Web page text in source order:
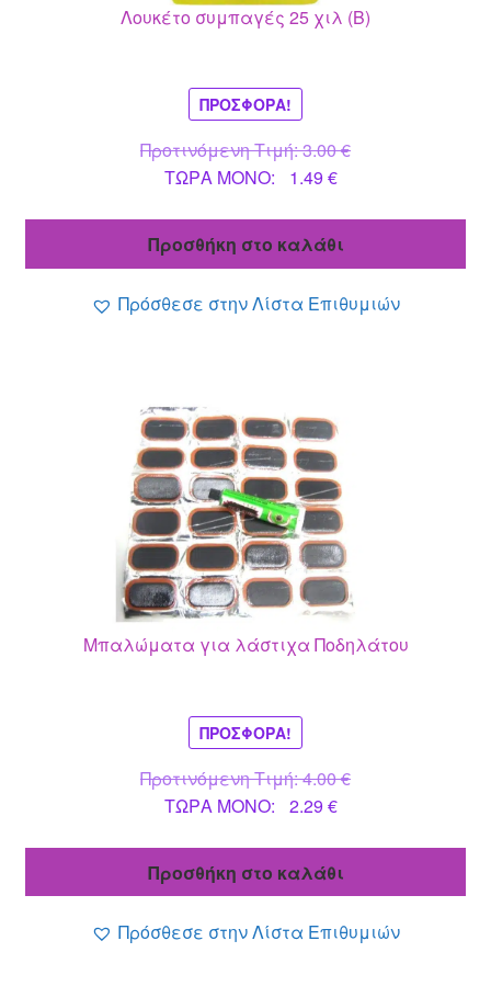
Λουκέτο συμπαγές 25 χιλ (B)
ΠΡΟΣΦΟΡΆ!
Προτινόμενη Τιμή:3.00€Original
ΤΩΡΑ MONO: 1.49€Η
είναι:
Προσθήκη στο καλάθι
Πρόσθεσε στην Λίστα Επιθυμιών
Μπαλώματα για λάστιχα Ποδηλάτου
ΠΡΟΣΦΟΡΆ!
Προτινόμενη Τιμή:4.00€Original
ΤΩΡΑ MONO: 2.29€Η
είναι:
Προσθήκη στο καλάθι
Πρόσθεσε στην Λίστα Επιθυμιών